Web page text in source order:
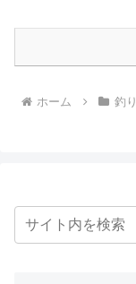
ホーム 釣り